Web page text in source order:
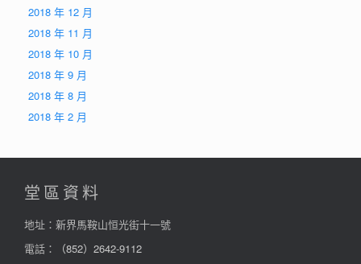
2018 年 12 月
2018 年 11 月
2018 年 10 月
2018 年 9 月
2018 年 8 月
2018 年 2 月
堂區資料
地址：新界馬鞍山恒光街十一號
電話：
（852）2642-9112